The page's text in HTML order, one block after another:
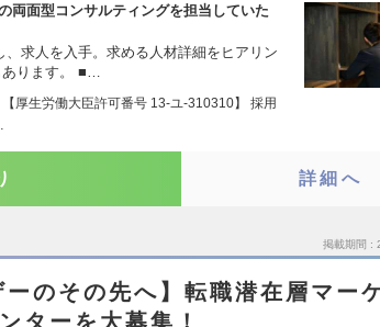
両面型コンサルティングを担当していた
求人を入手。求める人材詳細をヒアリン
ります。 ■…
厚生労働大臣許可番号 13-ユ-310310】 採用
詳細へ
掲載期間
ーのその先へ】転職潜在層マー
ターを大募集！